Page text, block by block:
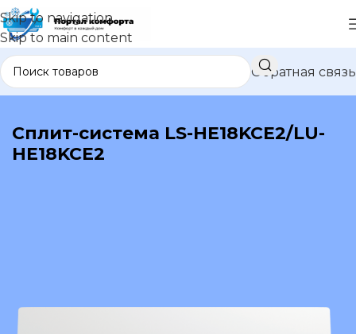
Skip to navigation
Skip to main content
Обратная связь
В каталог
Сплит-система LS-HE18KCE2/LU-
HE18KCE2